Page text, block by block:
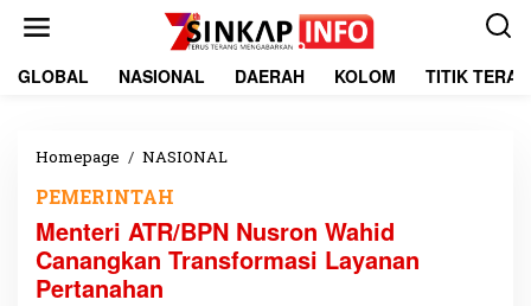
GLOBAL NASIONAL DAERAH KOLOM TITIK
Homepage / NASIONAL
t
e
r
PEMERINTAH
Menteri ATR/BPN Nusron Wahid
Canangkan Transformasi Layanan
Pertanahan